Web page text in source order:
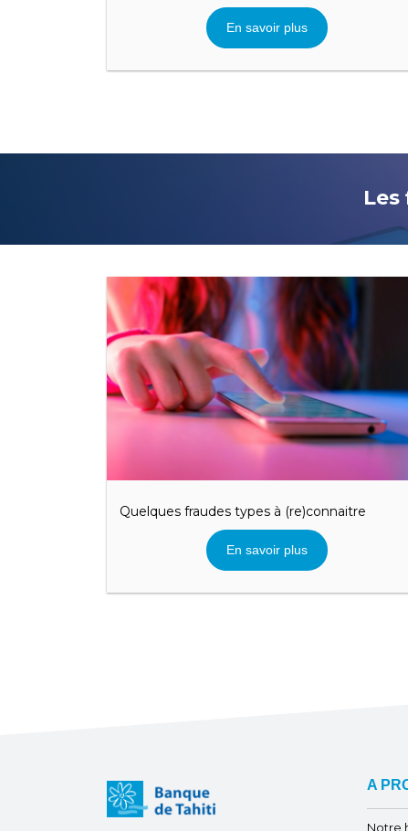
En savoir plus
Quelques fraudes types à (re)connaitre
En savoir plus
A
Notre